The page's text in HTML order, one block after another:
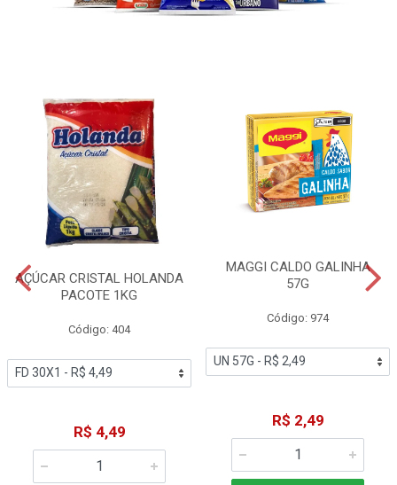
AÇÚCAR CRISTAL HOLANDA
PACOTE 1KG
Código: 404
R$ 4,49
MAGGI CALDO GALINHA
57G
Código: 974
R$ 2,49